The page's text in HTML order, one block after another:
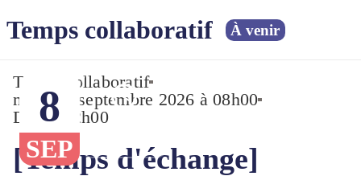
Temps collaboratif À venir
8
SEP
08h00
Temps collaboratif
mar., 08 septembre 2026 à 08h00
Durée : 2h00
[Temps d'échange]